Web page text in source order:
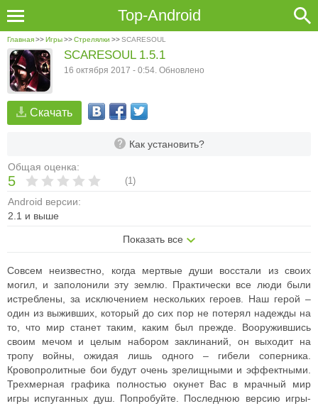
Top-Android
Главная>>Игры>>Стрелялки >>SCARESOUL
Скачать
Как установить?
Общая оценка:
5 (1)
Android версии:
2.1 и выше
Показать все
SCARESOUL 1.5.1
16 октября 2017 - 0:54. Обновлено
Совсем неизвестно, когда мертвые души восстали из своих
могил, и заполонили эту землю. Практически все люди были
истреблены, за исключением нескольких героев. Наш герой –
один из выживших, который до сих пор не потерял надежды на
то, что мир станет таким, каким был прежде. Вооружившись
своим мечом и целым набором заклинаний, он выходит на
тропу войны, ожидая лишь одного – гибели соперника.
Кровопролитные бои будут очень зрелищными и эффектными.
Трехмерная графика полностью окунет Вас в мрачный мир
игры испуганных душ. Попробуйте. Последнюю версию игры-